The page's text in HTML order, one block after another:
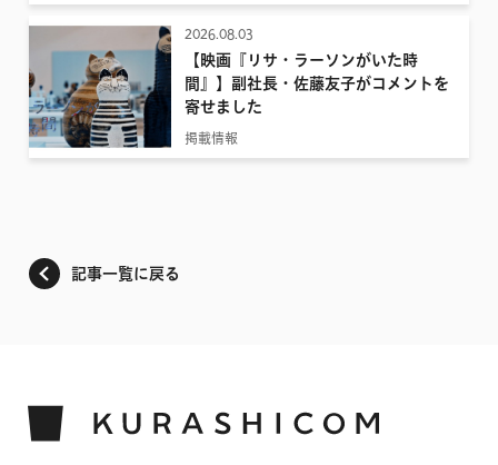
2026.08.03
【映画『リサ・ラーソンがいた時
間』】副社長・佐藤友子がコメントを
寄せました
掲載情報
記事一覧に戻る